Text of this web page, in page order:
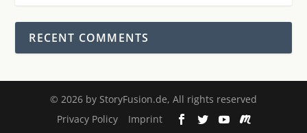
RECENT COMMENTS
© 2026 by StoryFusion.de, All rights reserved
Privacy Policy
Imprint